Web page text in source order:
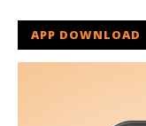
APP DOWNLOAD